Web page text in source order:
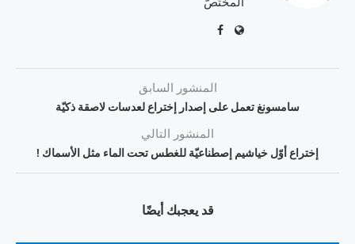
المنشور السابق
سامسونغ تعمل على إصدار إختراع لعدسات لاصقة ذكيّة
المنشور التالي
إختراع أوّل خياشيم إصطناعيّة للغطس تحت الماء مثل الأسماك !
قد يعجبك أيضًا